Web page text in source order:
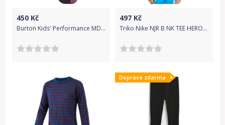
450 Kč
Burton Kids' Performance MDWT sock - vista 33-35
497 Kč
Triko Nike NJR B NK TEE HERO cd0174-100 Velikost S
Doprava zdarma